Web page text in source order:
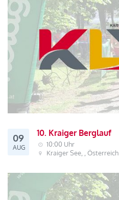
09
AUG
10. Kraiger Berglauf
10:00 Uhr
Kraiger See, , Österreich